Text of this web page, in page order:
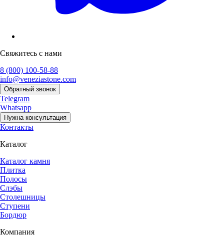
Свяжитесь с нами
8 (800) 100-58-88
info@veneziastone.com
Обратный звонок
Telegram
Whatsapp
Нужна консультация
Контакты
Каталог
Каталог камня
Плитка
Полосы
Слэбы
Столешницы
Ступени
Бордюр
Компания